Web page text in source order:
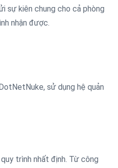
sự kiên chung cho cả phòng
nhận được.
sử dụng hệ quản
trình nhất định. Từ công